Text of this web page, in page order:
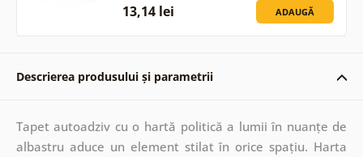
13,14 lei ADAUGĂ
Descrierea produsului și parametrii
Tapet autoadziv cu o hartă politică a lumii în nuanțe de
albastru aduce un element stilat în orice spațiu. Harta